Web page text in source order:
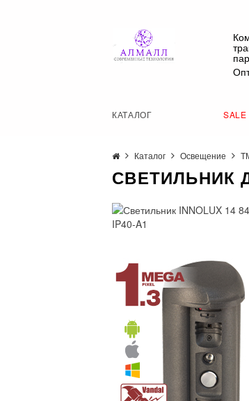
КАТАЛОГ SALE
Каталог Освещение
СВЕТИЛЬНИК